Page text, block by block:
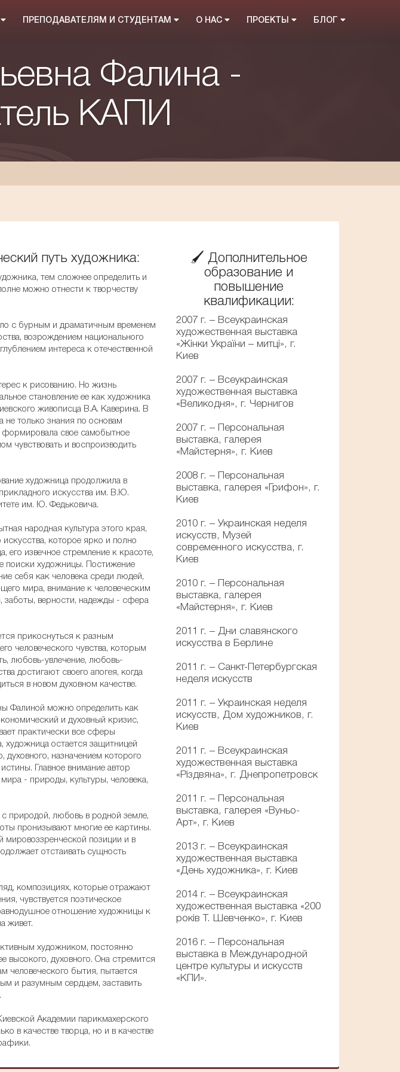
ПРЕПОДАВАТЕЛЯМ И СТУДЕНТАМ О НАС ПРОЕКТЫ БЛОГ
Фалина -
КАПИ
путь художника:
тем сложнее определить и
можно отнести к творчеству
с бурным и драматичным временем
возрождением национального
интереса к отечественной
к рисованию. Но жизнь
становление ее как художника
живописца В.А. Каверина. В
не только знания по основам
свое самобытное
чувствовать и воспроизводить
художница продолжила в
искусства им. В.Ю.
им. Ю. Федьковича.
народная культура этого края,
искусства, которое ярко и полно
его извечное стремление к красоте,
поиски художницы. Постижение
себя как человека среди людей,
мира, внимание к человеческим
заботы, верности, надежды - сфера
прикоснуться к разным
человеческого чувства, которым
любовь-увлечение, любовь-
достигают своего апогея, когда
в новом духовном качестве.
Фалиной можно определить как
и духовный кризис,
практически все сферы
художница остается защитницей
духовного, назначением которого
Главное внимание автор
- природы, культуры, человека,
природой, любовь в родной земле,
пронизывают многие ее картины.
мировоззренческой позиции и в
отстаивать сущность
композициях, которые отражают
чувствуется поэтическое
отношение художницы к
живет.
художником, постоянно
высокого, духовного. Она стремится
человеческого бытия, пытается
и разумным сердцем, заставить
Академии парикмахерского
в качестве творца, но и в качестве
🖌️ Дополнительное
образование и
повышение
квалификации:
2007 г. – Всеукраинская
художественная выставка
«Жінки України – митці», г.
Киев
2007 г. – Всеукраинская
художественная выставка
«Великодня», г. Чернигов
2007 г. – Персональная
выставка, галерея
«Майстерня», г. Киев
2008 г. – Персональная
выставка, галерея «Грифон», г.
Киев
2010 г. – Украинская неделя
искусств, Музей
современного искусства, г.
Киев
2010 г. – Персональная
выставка, галерея
«Майстерня», г. Киев
2011 г. – Дни славянского
искусства в Берлине
2011 г. – Санкт-Петербургская
неделя искусств
2011 г. – Украинская неделя
искусств, Дом художников, г.
Киев
2011 г. – Всеукраинская
художественная выставка
«Різдвяна», г. Днепропетровск
2011 г. – Персональная
выставка, галерея «Вуньо-
Арт», г. Киев
2013 г. – Всеукраинская
художественная выставка
«День художника», г. Киев
2014 г. – Всеукраинская
художественная выставка «200
років Т. Шевченко», г. Киев
2016 г. – Персональная
выставка в Международной
центре культуры и искусств
«КПИ».